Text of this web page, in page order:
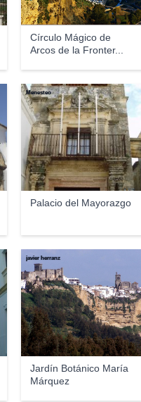
Círculo Mágico de
Arcos de la Fronter...
Palacio del Mayorazgo
Menesteo
Jardín Botánico María
Márquez
javier herranz